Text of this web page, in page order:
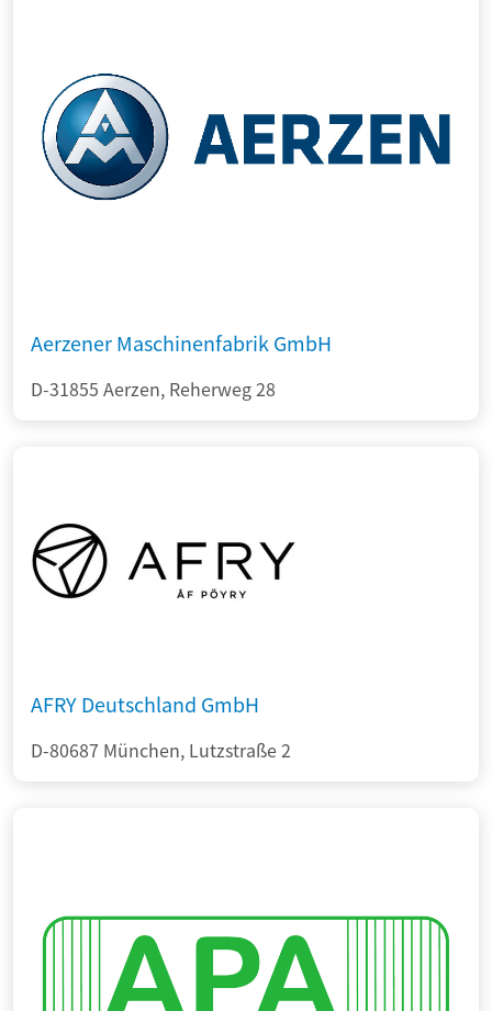
Aerzener Maschinenfabrik GmbH
D-31855 Aerzen, Reherweg 28
AFRY Deutschland GmbH
D-80687 München, Lutzstraße 2